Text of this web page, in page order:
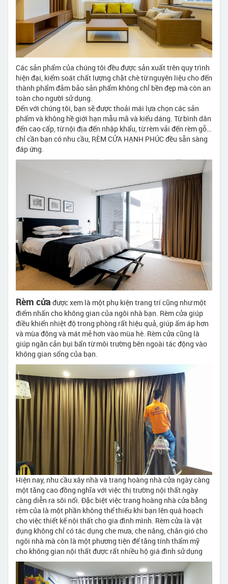
Các sản phẩm của chúng tôi đều được sản xuất trên quy trình
hiện đại, kiểm soát chất lượng chặt chè từ nguyên liệu cho đến
thành phẩm đảm bảo sản phẩm không chỉ bền đẹp mà còn an
toàn cho người sử dụng.
Đến với chúng tôi, bạn sẽ được thoải mái lựa chọn các sản
phẩm và không hề giới hạn mẫu mã và kiểu dáng. Từ bình dân
đến cao cấp, từ nội địa đến nhập khẩu, từ rèm vải đến rèm gỗ…
chỉ cần bạn có nhu cầu, RÈM CỬA HẠNH PHÚC đều sẵn sàng
đáp ứng.
Rèm cửa được xem là một phụ kiện trang trí cũng như một
điểm nhấn cho không gian của ngôi nhà bạn. Rèm cửa giúp
điều khiển nhiệt độ trong phòng rất hiệu quả, giúp ấm áp hơn
và mùa đông và mát mẻ hơn vào mùa hè. Rèm cửa cũng là
giúp ngăn cản bụi bẩn từ môi trường bên ngoài tác động vào
không gian sống của bạn.
Hiện nay, nhu cầu xây nhà và trang hoàng nhà cửa ngày càng
một tăng cao đồng nghĩa với việc thị trường nội thất ngày
càng diễn ra sôi nổi. Đặc biệt việc trang hoàng nhà cửa bằng
rèm của là một phần không thể thiếu khi bạn lên quá hoạch
cho việc thiết kế nội thất cho gia đình mình. Rèm cửa là vật
dụng không chỉ có tác dụng che mưa, che nắng, chắn gió cho
ngôi nhà mà còn là một phương tiện để tăng tính thẩm mỹ
cho không gian nội thất được rất nhiều hộ giá đình sử dụng